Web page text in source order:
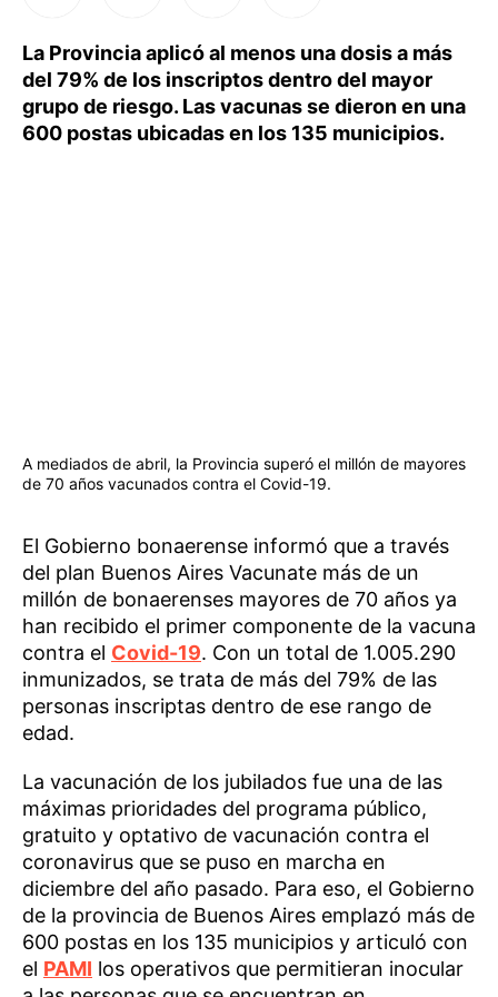
La Provincia aplicó al menos una dosis a más
del 79% de los inscriptos dentro del mayor
grupo de riesgo. Las vacunas se dieron en una
600 postas ubicadas en los 135 municipios.
A mediados de abril, la Provincia superó el millón de mayores
de 70 años vacunados contra el Covid-19.
El Gobierno bonaerense informó que a través
del plan Buenos Aires Vacunate más de un
millón de bonaerenses mayores de 70 años ya
han recibido el primer componente de la vacuna
contra el Covid-19. Con un total de 1.005.290
inmunizados, se trata de más del 79% de las
personas inscriptas dentro de ese rango de
edad.
La vacunación de los jubilados fue una de las
máximas prioridades del programa público,
gratuito y optativo de vacunación contra el
coronavirus que se puso en marcha en
diciembre del año pasado. Para eso, el Gobierno
de la provincia de Buenos Aires emplazó más de
600 postas en los 135 municipios y articuló con
el PAMI los operativos que permitieran inocular